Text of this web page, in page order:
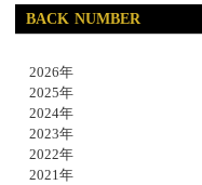
BACK NUMBER
2026年
2025年
2024年
2023年
2022年
2021年